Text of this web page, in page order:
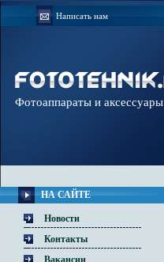
Написать нам
Фотоаппараты и аксессуары
НА САЙТЕ
Новости
Контакты
Вакансии